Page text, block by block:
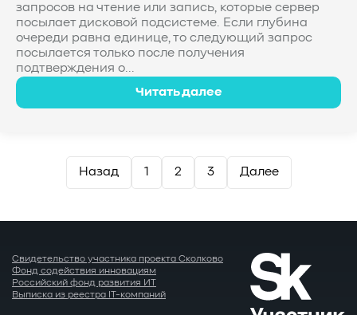
запросов на чтение или запись, которые сервер
посылает дисковой подсистеме. Если глубина
очереди равна единице, то следующий запрос
посылается только после получения
подтверждения о...
Читать далее
Назад 1 2 3 Далее
Свидетельство участника проекта Сколково
Фонд содействия инновациям
Российский фонд развития ИТ
Выписка из реестра IT-компаний